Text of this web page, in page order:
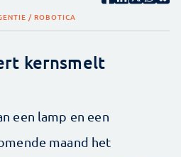
/ ROBOTICA
kernsmelt
een lamp en een
maand het